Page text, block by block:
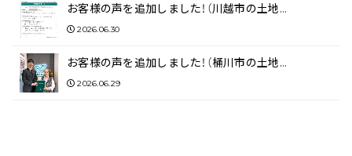
お客様の声を追加しました！（川越市の土地…
2026.06.30
お客様の声を追加しました！（桶川市の土地…
2026.06.29